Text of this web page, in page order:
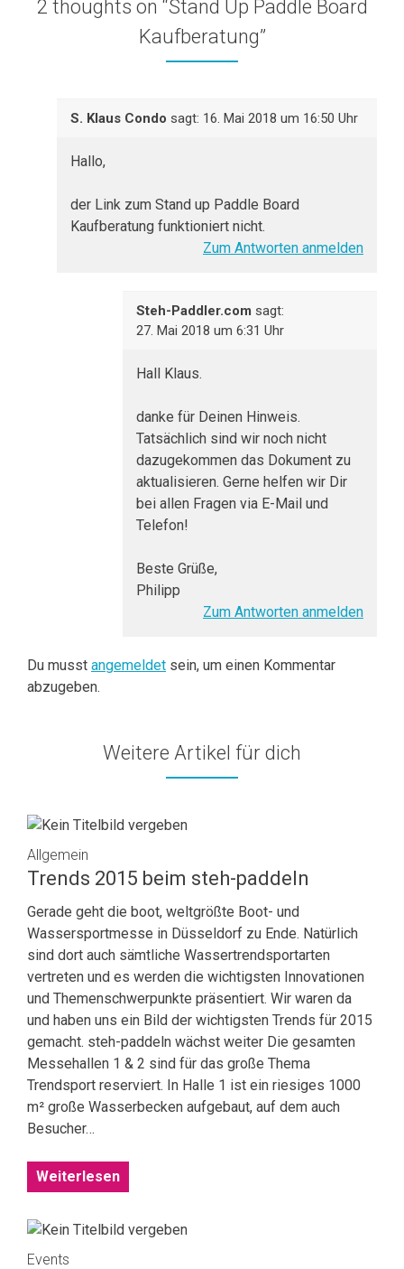
2 thoughts on “Stand Up Paddle Board
Kaufberatung”
S. Klaus Condo sagt: 16. Mai 2018 um 16:50 Uhr
Hallo,
der Link zum Stand up Paddle Board
Kaufberatung funktioniert nicht.
Zum Antworten anmelden
Steh-Paddler.com sagt:
27. Mai 2018 um 6:31 Uhr
Hall Klaus.
danke für Deinen Hinweis.
Tatsächlich sind wir noch nicht
dazugekommen das Dokument zu
aktualisieren. Gerne helfen wir Dir
bei allen Fragen via E-Mail und
Telefon!
Beste Grüße,
Philipp
Zum Antworten anmelden
Du musst angemeldet sein, um einen Kommentar
abzugeben.
Weitere Artikel für dich
Allgemein
Trends 2015 beim steh-paddeln
Gerade geht die boot, weltgrößte Boot- und
Wassersportmesse in Düsseldorf zu Ende. Natürlich
sind dort auch sämtliche Wassertrendsportarten
vertreten und es werden die wichtigsten Innovationen
und Themenschwerpunkte präsentiert. Wir waren da
und haben uns ein Bild der wichtigsten Trends für 2015
gemacht. steh-paddeln wächst weiter Die gesamten
Messehallen 1 & 2 sind für das große Thema
Trendsport reserviert. In Halle 1 ist ein riesiges 1000
m² große Wasserbecken aufgebaut, auf dem auch
Besucher…
Weiterlesen
Events